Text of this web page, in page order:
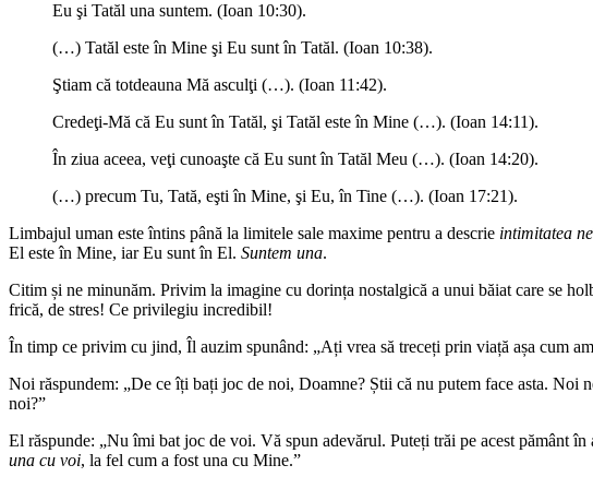
Eu şi Tatăl una suntem. (Ioan 10:30).
(…) Tatăl este în Mine şi Eu sunt în Tatăl. (Ioan 10:38).
Ştiam că totdeauna Mă asculţi (…). (Ioan 11:42).
Credeţi-Mă că Eu sunt în Tatăl, şi Tatăl este în Mine (…). (Ioan 14:11).
În ziua aceea, veţi cunoaşte că Eu sunt în Tatăl Meu (…). (Ioan 14:20).
(…) precum Tu, Tată, eşti în Mine, şi Eu, în Tine (…). (Ioan 17:21).
Limbajul uman este întins până la limitele sale maxime pentru a descrie intimitatea
El este în Mine, iar Eu sunt în El. Suntem una.
Citim și ne minunăm. Privim la imagine cu dorința nostalgică a unui băiat care se
frică, de stres! Ce privilegiu incredibil!
În timp ce privim cu jind, Îl auzim spunând: „Ați vrea să treceți prin viață așa cum
Noi răspundem: „De ce îți bați joc de noi, Doamne? Știi că nu putem face asta.
noi?”
El răspunde: „Nu îmi bat joc de voi. Vă spun adevărul. Puteți trăi pe acest pământ
una cu voi, la fel cum a fost una cu Mine.”